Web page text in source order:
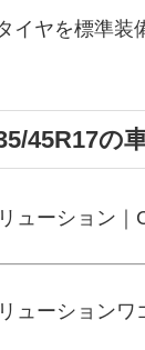
イヤを標準装
45R17の
ューション
ューション